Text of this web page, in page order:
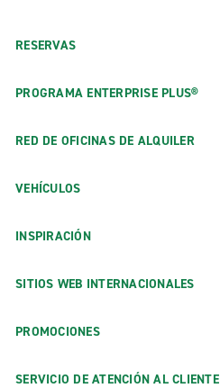
RESERVAS
PROGRAMA ENTERPRISE PLUS®
RED DE OFICINAS DE ALQUILER
VEHÍCULOS
INSPIRACIÓN
SITIOS WEB INTERNACIONALES
PROMOCIONES
SERVICIO DE ATENCIÓN AL CLIENTE